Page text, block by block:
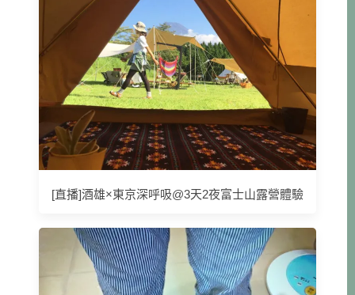
[直播]酒雄×東京深呼吸@3天2夜富士山露營體驗